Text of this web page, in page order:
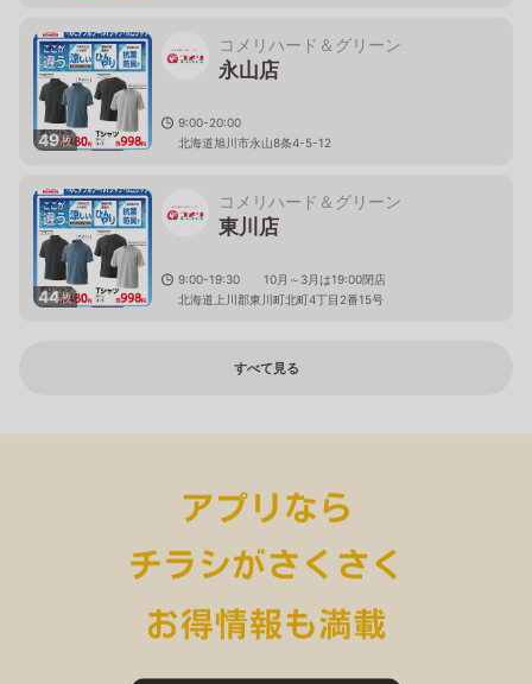
49枚
コメリハード＆グリーン
永山店
9:00-20:00
北海道旭川市永山8条4-5-12
44枚
コメリハード＆グリーン
東川店
9:00-19:30 10月～3月は19:00閉店
北海道上川郡東川町北町4丁目2番15号
すべて見る